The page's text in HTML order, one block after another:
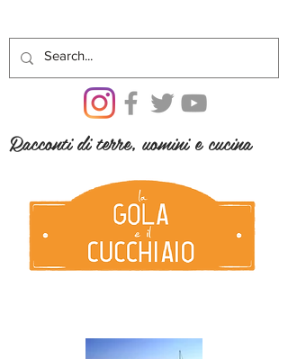
Racconti di terre, uomini e cucina